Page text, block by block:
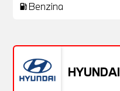
local_gas_station Benzina
HYUNDAI
Usato